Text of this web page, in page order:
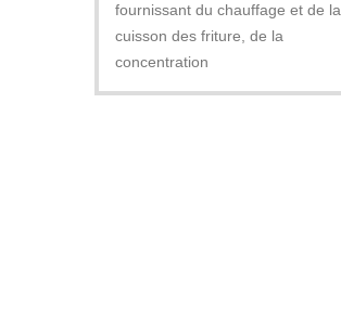
fournissant du chauffage et de la
cuisson des friture, de la
concentration